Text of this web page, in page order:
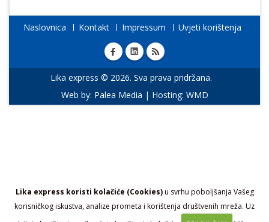
Lika express koristi kolačiće (Cookies)u svrhu poboljšanja Vašeg
korisničkog iskustva, analize prometa i korištenja društvenih mreža. Uz
Naslovnica Kontakt Impressum Uvjeti korištenja
Lika express © 2026. Sva prava pridržana.
Web by: Palea Media | Hosting: WMD